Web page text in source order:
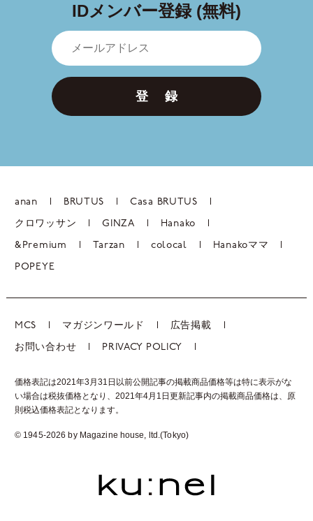
IDメンバー登録 (無料)
登 録
anan BRUTUS Casa BRUTUS
クロワッサン GINZA Hanako
&Premium Tarzan colocal Hanakoママ
POPEYE
MCS マガジンワールド 広告掲載
お問い合わせ PRIVACY POLICY
価格表記は2021年3月31日以前公開記事の掲載商品価格等は特に表示がな
い場合は税抜価格となり、2021年4月1日更新記事内の掲載商品価格は、 原
則税込価格表記となります。
© 1945-2026 by Magazine house, ltd.(Tokyo)